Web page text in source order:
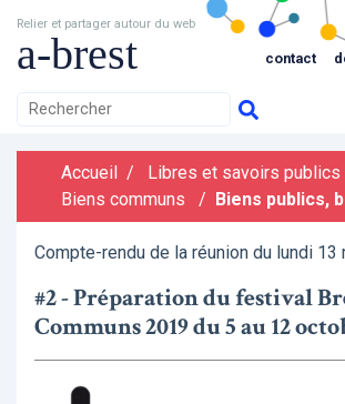
Relier et partager autour du web
a-brest contact
Accueil / Libres et savoirs publics
Biens communs
/ Biens publics,
Compte-rendu de la réunion du lundi 13
#2 - Préparation du festival
Communs 2019 du 5 au 12